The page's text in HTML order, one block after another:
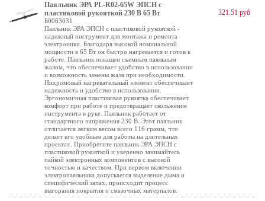
Паяльник ЭРА PL-R02-65W ЭПСН с
пластиковой рукояткой 230 В 65 Вт
Б0063031
Паяльник ЭРА ЭПСН с пластиковой рукояткой -
надежный инструмент для монтажа и ремонта
электроники. Благодаря высокой номинальной
мощности в 65 Вт он быстро нагревается и готов к
работе. Паяльник оснащен съемным паяльным
жалом, что обеспечивает удобство в использовании
и возможность замены жала при необходимости.
Нихромовый нагревательный элемент обеспечивает
надежность и удобство в использовании.
Эргономичная пластиковая рукоятка обеспечивает
комфорт при работе и предотвращает скольжение
инструмента в руке. Паяльник работает от
стандартного напряжения 230 В. Этот паяльник
отличается легким весом всего 116 грамм, что
делает его удобным для работы на длительных
проектах. Приобретите паяльник ЭРА ЭПСН с
пластиковой рукояткой и уверенно занимайтесь
пайкой электронных компонентов с высокой
точностью и качеством. При первом включении
электропаяльника допускается выделение дыма и
специфический запах, происходит процесс
выгорания покрытия и смазочных материалов.
321.51 руб